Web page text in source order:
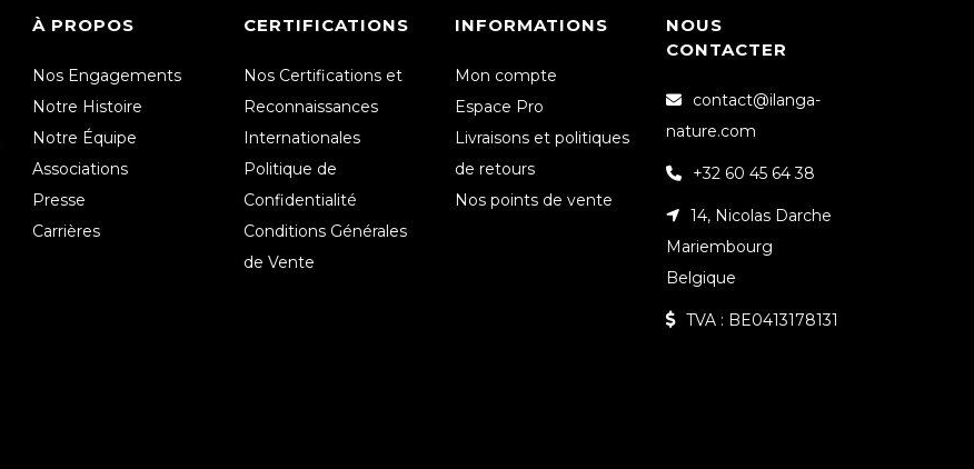
À PROPOS
Nos Engagements
Notre Histoire
Notre Équipe
Associations
Presse
Carrières
CERTIFICATIONS
Nos Certifications et
Reconnaissances
Internationales
Politique de
Confidentialité
Conditions Générales
de Vente
INFORMATIONS
Mon compte
Espace Pro
Livraisons et politiques
de retours
Nos points de vente
NOUS
CONTACTER
contact@ilanga-
nature.com
+32 60 45 64 38
14, Nicolas Darche
Mariembourg
Belgique
TVA : BE0413178131